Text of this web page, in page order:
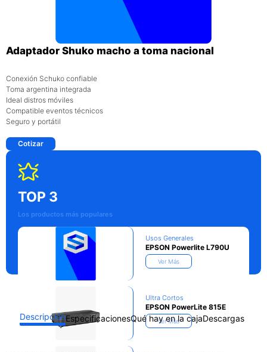
Adaptador Shuko macho a toma nacional
Conexión Schuko confiable
Toma argentina integrada
Ideal distros móviles
Compatible eventos técnicos
Seguro y portátil
Cotizar
TOP 3
Los productos más populares
Usos Generales
EPSON Powerlite L790U
Ver Más
Ultra Cortos
EPSON PowerLite 815E
Ver Más
DescripciónEspecificacionesQué hay en la cajaDescargas